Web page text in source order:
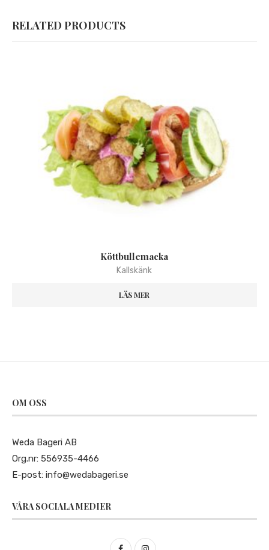
RELATED PRODUCTS
Köttbullemacka
Kallskänk
LÄS MER
OM OSS
Weda Bageri AB
Org.nr: 556935-4466
E-post: info@wedabageri.se
VÅRA SOCIALA MEDIER